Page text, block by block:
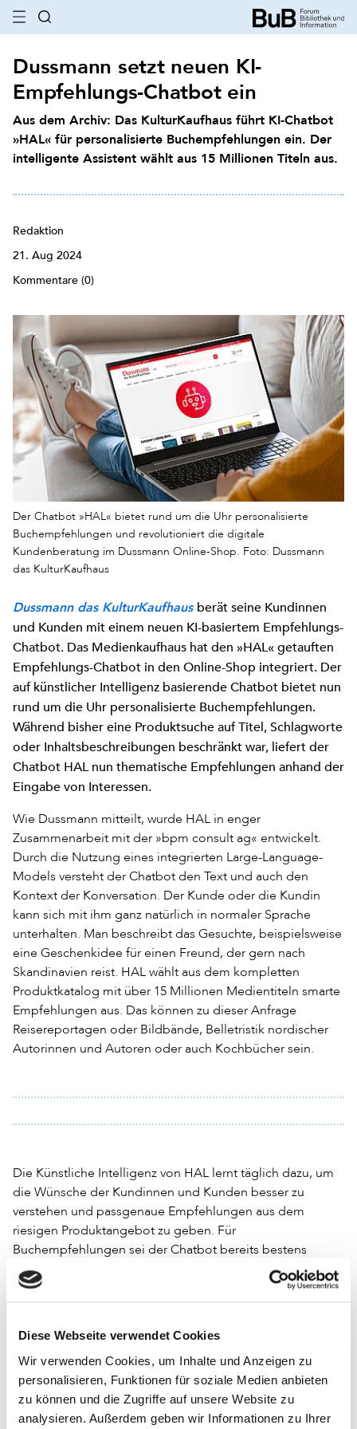
Diese Webseite verwendet Cookies
Wir verwenden Cookies, um Inhalte und Anzeigen zu
personalisieren, Funktionen für soziale Medien anbieten
zu können und die Zugriffe auf unsere Website zu
analysieren. Außerdem geben wir Informationen zu Ihrer
Dussmann setzt neuen KI-
Empfehlungs-Chatbot ein
Aus dem Archiv: Das KulturKaufhaus führt KI-Chatbot
»HAL« für personalisierte Buchempfehlungen ein. Der
intelligente Assistent wählt aus 15 Millionen Titeln aus.
Redaktion
21. Aug 2024
Kommentare (0)
Der Chatbot »HAL« bietet rund um die Uhr personalisierte
Buchempfehlungen und revolutioniert die digitale
Kundenberatung im Dussmann Online-Shop. Foto: Dussmann
das KulturKaufhaus
Dussmann das KulturKaufhaus berät seine Kundinnen
und Kunden mit einem neuen KI-basiertem Empfehlungs-
Chatbot. Das Medienkaufhaus hat den »HAL« getauften
Empfehlungs-Chatbot in den Online-Shop integriert. Der
auf künstlicher Intelligenz basierende Chatbot bietet nun
rund um die Uhr personalisierte Buchempfehlungen.
Während bisher eine Produktsuche auf Titel, Schlagworte
oder Inhaltsbeschreibungen beschränkt war, liefert der
Chatbot HAL nun thematische Empfehlungen anhand der
Eingabe von Interessen.
Wie Dussmann mitteilt, wurde HAL in enger
Zusammenarbeit mit der »bpm consult ag« entwickelt.
Durch die Nutzung eines integrierten Large-Language-
Models versteht der Chatbot den Text und auch den
Kontext der Konversation. Der Kunde oder die Kundin
kann sich mit ihm ganz natürlich in normaler Sprache
unterhalten. Man beschreibt das Gesuchte, beispielsweise
eine Geschenkidee für einen Freund, der gern nach
Skandinavien reist. HAL wählt aus dem kompletten
Produktkatalog mit über 15 Millionen Medientiteln smarte
Empfehlungen aus. Das können zu dieser Anfrage
Reisereportagen oder Bildbände, Belletristik nordischer
Autorinnen und Autoren oder auch Kochbücher sein.
Die Künstliche Intelligenz von HAL lernt täglich dazu, um
die Wünsche der Kundinnen und Kunden besser zu
verstehen und passgenaue Empfehlungen aus dem
riesigen Produktangebot zu geben. Für
Buchempfehlungen sei der Chatbot bereits bestens
trainiert, teilte Dussmann mit. Nun lerne er das Sortiment
aus den Bereichen Film und Musik. Schon in Kürze würden
die Kundinnen und Kunden von HAL übergreifende
Mit der Einführung von HAL möchte Dussmann die
Servicequalität im E-Commerce durch den Einsatz
moderner Technologien nachhaltig steigern. Der
Empfehlungs-Chatbot HAL ist bereits im Onlineshop von